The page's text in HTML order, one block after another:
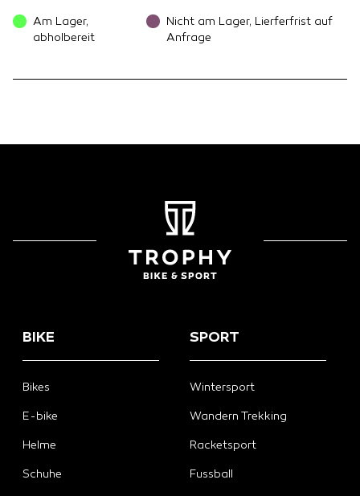
Am Lager,
abholbereit
Nicht am Lager, Lierferfrist auf
Anfrage
BIKE
Bikes
E-bike
Helme
Schuhe
SPORT
Wintersport
Wandern Trekking
Racketsport
Fussball